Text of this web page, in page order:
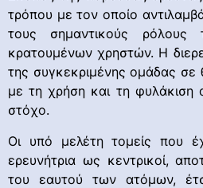
τρόπου με τον οποίο
τους σημαντικούς
κρατουμένων χρηστών. Η
της συγκεκριμένης ομάδας σε
με τη χρήση και τη φυλάκιση
στόχο.
Οι υπό μελέτη τομείς που
ερευνήτρια ως κεντρικοί,
του εαυτού των ατόμων,